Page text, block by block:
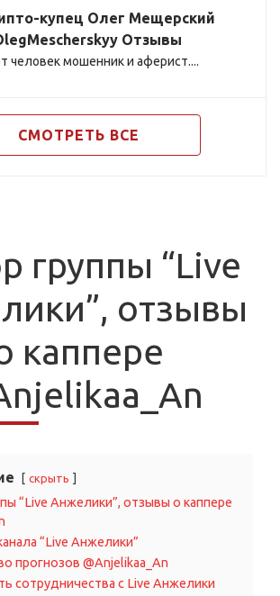
купец Олег Мещерский
Отзывы
человек мошенник и аферист....
СМОТРЕТЬ ВСЕ
группы “Live
отзывы
каппере
скрыть
“Live Анжелики️️”, отзывы о каппере
“Live Анжелики️️”
прогнозов @Anjelikaa_An
сотрудничества с Live Анжелики️️